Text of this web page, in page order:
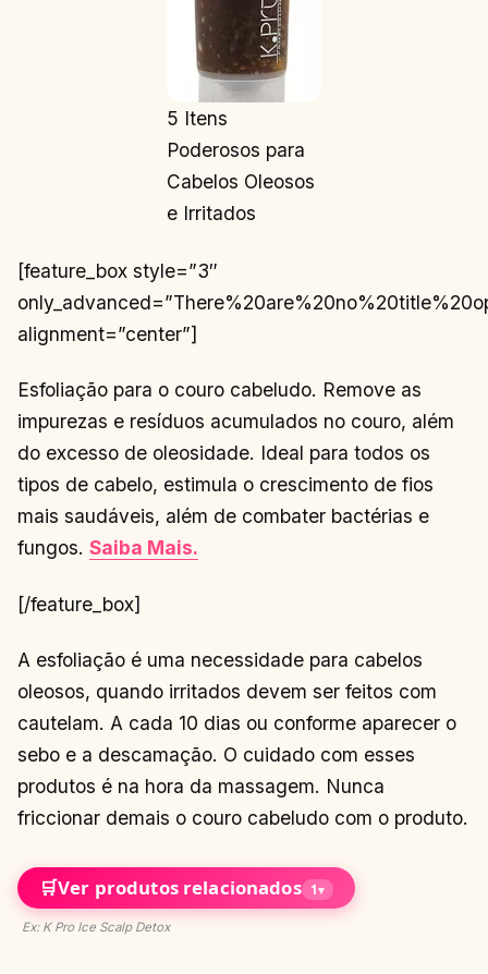
5 Itens
Poderosos para
Cabelos Oleosos
e Irritados
[feature_box style=”3″
alignment=”center”]
Esfoliação para o couro cabeludo. Remove as
impurezas e resíduos acumulados no couro, além
do excesso de oleosidade. Ideal para todos os
tipos de cabelo, estimula o crescimento de fios
mais saudáveis, além de combater bactérias e
fungos. Saiba Mais.
[/feature_box]
A esfoliação é uma necessidade para cabelos
oleosos, quando irritados devem ser feitos com
cautelam. A cada 10 dias ou conforme aparecer o
sebo e a descamação. O cuidado com esses
produtos é na hora da massagem. Nunca
friccionar demais o couro cabeludo com o produto.
🛒Ver produtos relacionados 1▾
Ex: K Pro Ice Scalp Detox